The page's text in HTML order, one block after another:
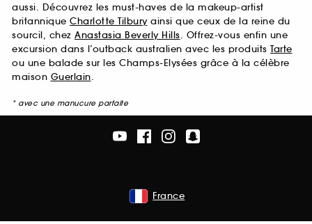
aussi. Découvrez les must-haves de la makeup-artist
britannique Charlotte Tilburyainsi que ceux de la reine du
sourcil, chez Anastasia Beverly Hills. Offrez-vous enfin une
excursion dans l’outback australien avec les produits Tarte
ou une balade sur les Champs-Elysées grâce à la célèbre
maison Guerlain.
* avec une manucure parfaite
France